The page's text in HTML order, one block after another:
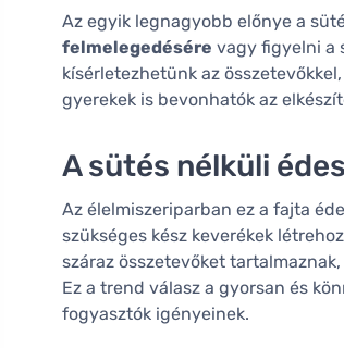
Az egyik legnagyobb előnye a
felmelegedésére vagy figyelni a
kísérletezhetünk az
gyerekek is bevonhatók az
A sütés nélküli
Az élelmiszeriparban ez a fajta
szükséges kész keverékek
száraz összetevőket
Ez a trend válasz a gyorsan és
fogyasztók igényeinek.